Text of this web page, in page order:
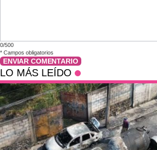
0/500
* Campos obligatorios
ENVIAR COMENTARIO
LO MÁS LEÍDO